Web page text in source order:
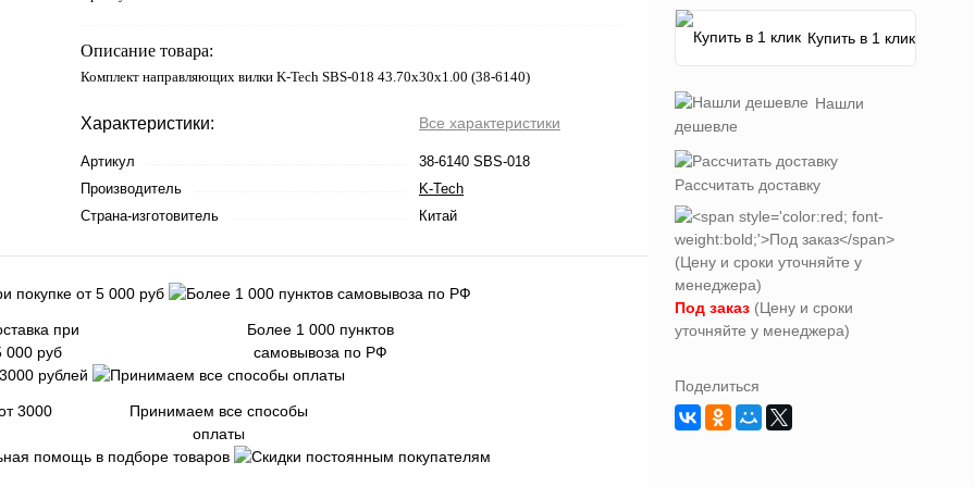
Описание товара:
Комплект направляющих вилки K-Tech SBS-018 43.70x30x1.00 (38-6140)
Характеристики: Все характеристики
Артикул
38-6140 SBS-018
Производитель
K-Tech
Страна-изготовитель
Китай
при
000 руб
Более 1 000 пунктов
самовывоза по РФ
3000
Принимаем все способы
оплаты
Купить в 1 клик
Нашли
дешевле
Рассчитать доставку
Под заказ (Цену и сроки
уточняйте у менеджера)
Поделиться